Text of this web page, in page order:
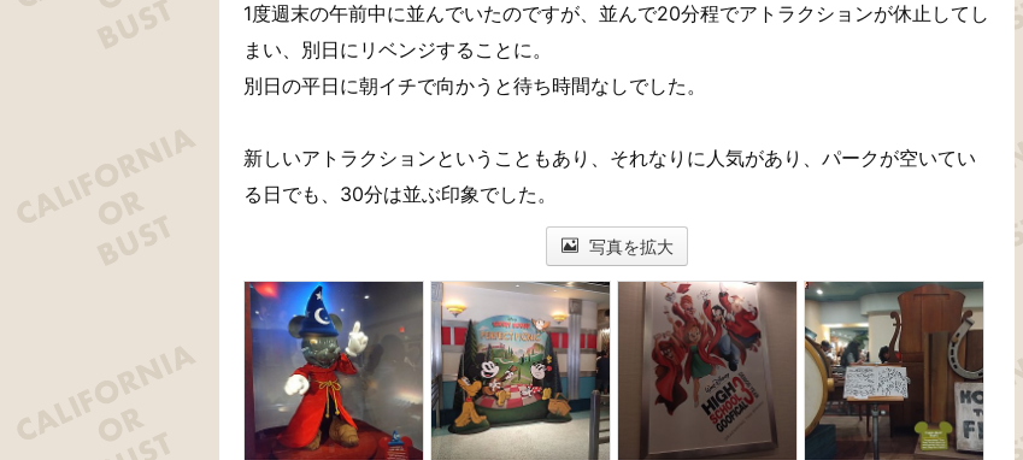
1度週末の午前中に並んでいたのですが、並んで20分程でアトラクションが休止してし
まい、別日にリベンジすることに。
別日の平日に朝イチで向かうと待ち時間なしでした。
新しいアトラクションということもあり、それなりに人気があり、パークが空いてい
る日でも、30分は並ぶ印象でした。
写真を拡大